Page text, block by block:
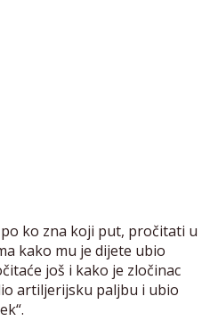
ko zna koji put, pročitati u
kako mu je dijete ubio
još i kako je zločinac
artiljerijsku paljbu i ubio